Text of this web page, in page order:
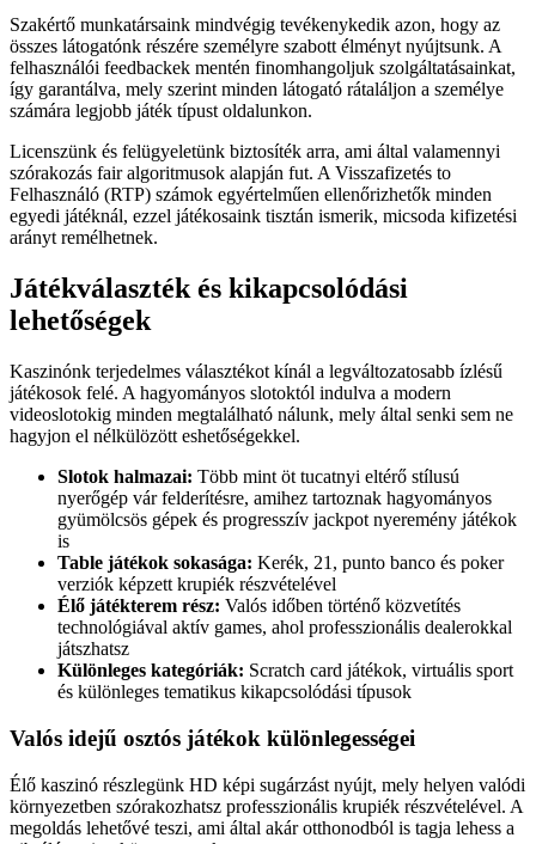
Szakértő munkatársaink mindvégig tevékenykedik azon, hogy az
összes látogatónk részére személyre szabott élményt nyújtsunk. A
felhasználói feedbackek mentén finomhangoljuk szolgáltatásainkat,
így garantálva, mely szerint minden látogató rátaláljon a személye
számára legjobb játék típust oldalunkon.
Licenszünk és felügyeletünk biztosíték arra, ami által valamennyi
szórakozás fair algoritmusok alapján fut. A Visszafizetés to
Felhasználó (RTP) számok egyértelműen ellenőrizhetők minden
egyedi játéknál, ezzel játékosaink tisztán ismerik, micsoda kifizetési
arányt remélhetnek.
Játékválaszték és kikapcsolódási
lehetőségek
Kaszinónk terjedelmes választékot kínál a legváltozatosabb ízlésű
játékosok felé. A hagyományos slotoktól indulva a modern
videoslotokig minden megtalálható nálunk, mely által senki sem ne
hagyjon el nélkülözött eshetőségekkel.
Slotok halmazai: Több mint öt tucatnyi eltérő stílusú
nyerőgép vár felderítésre, amihez tartoznak hagyományos
gyümölcsös gépek és progresszív jackpot nyeremény játékok
is
Table játékok sokasága: Kerék, 21, punto banco és poker
verziók képzett krupiék részvételével
Élő játékterem rész: Valós időben történő közvetítés
technológiával aktív games, ahol professzionális dealerokkal
játszhatsz
Különleges kategóriák: Scratch card játékok, virtuális sport
és különleges tematikus kikapcsolódási típusok
Valós idejű osztós játékok különlegességei
Élő kaszinó részlegünk HD képi sugárzást nyújt, mely helyen valódi
környezetben szórakozhatsz professzionális krupiék részvételével. A
megoldás lehetővé teszi, ami által akár otthonodból is tagja lehess a